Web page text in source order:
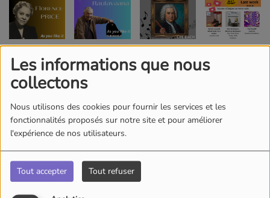
Les informations que nous
collectons
Nous utilisons des cookies pour fournir les services et les
fonctionnalités proposés sur notre site et pour améliorer
l'expérience de nos utilisateurs.
Tout accepter Tout refuser